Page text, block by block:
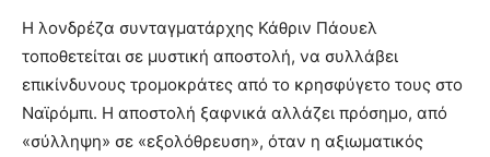
Η λονδρέζα συνταγματάρχης Κάθριν Πάουελ
τοποθετείται σε μυστική αποστολή, να συλλάβει
επικίνδυνους τρομοκράτες από το κρησφύγετο τους στο
Ναϊρόμπι. Η αποστολή ξαφνικά αλλάζει πρόσημο, από
«σύλληψη» σε «εξολόθρευση», όταν η αξιωματικός